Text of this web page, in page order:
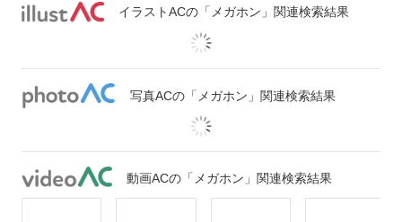
イラストACの「メガホン」関連検索結果
写真ACの「メガホン」関連検索結果
動画ACの「メガホン」関連検索結果